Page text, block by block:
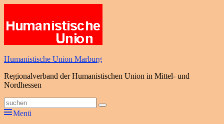
springen
Humanistische Union Marburg
Regionalverband der Humanistischen Union in Mittel- und
Nordhessen
Suche
nach:
Suchen
Menü